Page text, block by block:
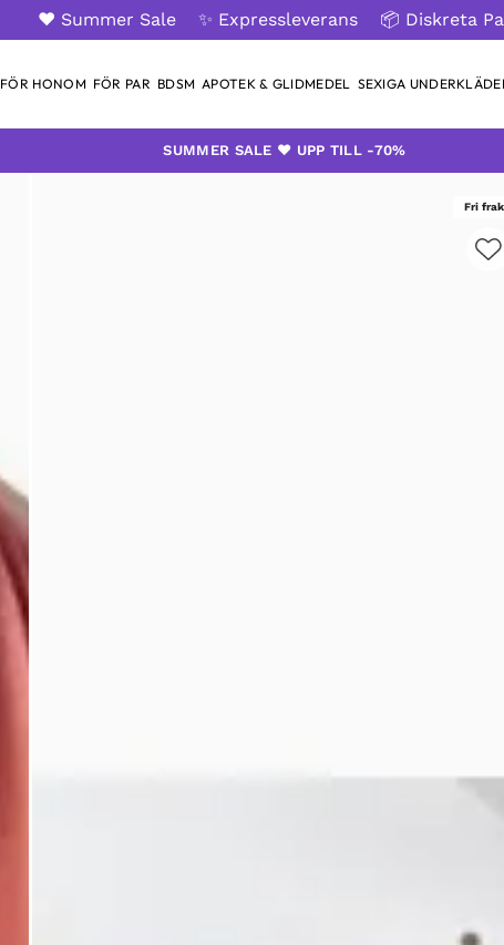
❤️ Summer Sale ✨ Expressleverans 📦 Diskreta
FÖR HONOM FÖR PAR BDSM APOTEK & GLIDMEDEL SEXIGA
SUMMER SALE ❤️ UPP TILL -70%
Fri